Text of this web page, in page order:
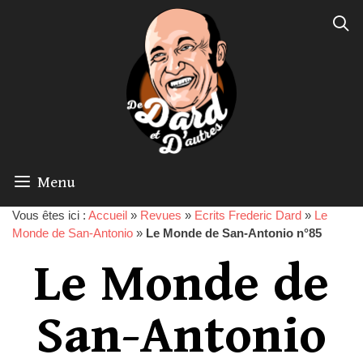
Menu
Vous êtes ici : Accueil » Revues » Ecrits Frederic Dard » Le
Monde de San-Antonio » Le Monde de San-Antonio n°85
Le Monde de
San-Antonio